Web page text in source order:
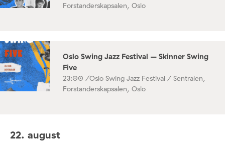
Forstanderskapsalen, Oslo
Oslo Swing Jazz Festival – Skinner Swing
Five
23:00 /Oslo Swing Jazz Festival / Sentralen,
Forstanderskapsalen, Oslo
22. august